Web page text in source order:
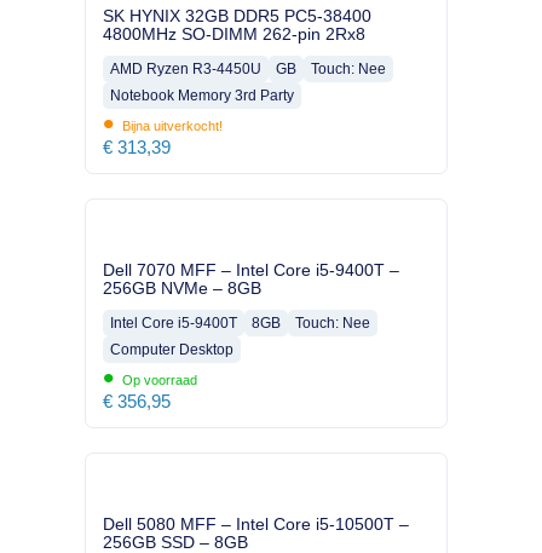
SK HYNIX 32GB DDR5 PC5-38400
4800MHz SO-DIMM 262-pin 2Rx8
AMD Ryzen R3-4450U GB
Touch: Nee
Notebook Memory 3rd Party
• Bijna uitverkocht!
€ 313,39
Dell 7070 MFF – Intel Core i5-9400T –
256GB NVMe – 8GB
Intel Core i5-9400T 8GB
Touch: Nee
Computer Desktop
• Op voorraad
€ 356,95
Dell 5080 MFF – Intel Core i5-10500T –
256GB SSD – 8GB